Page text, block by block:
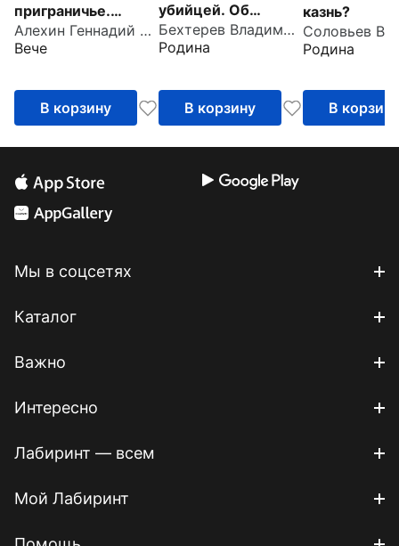
приграничье.
Записки военных
журналистов
Алехин Геннадий Тимофеевич
Вече
В корзину
убийцей. Об
экспериментально
м психологическом
преступников
Бехтерев Владимир Михайлович
Родина
В корзину
казнь?
Соловьев В.
Родина
В корзину
Мы в соцсетях
Каталог
Важно
Интересно
Лабиринт — всем
Мой Лабиринт